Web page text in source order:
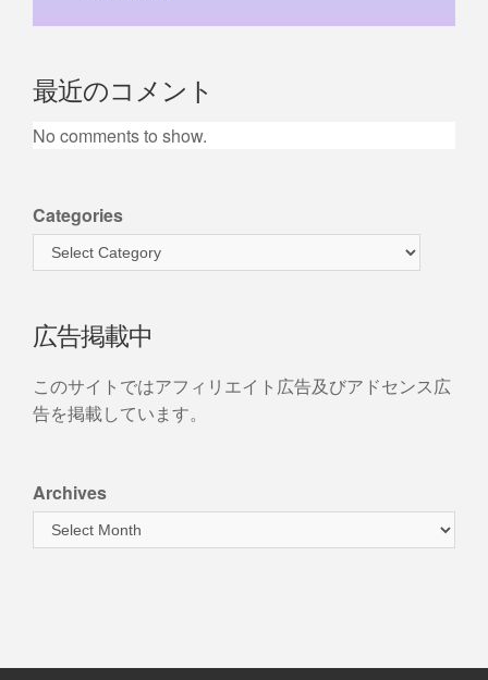
最近のコメント
No comments to show.
Categories
広告掲載中
このサイトではアフィリエイト広告及びアドセンス広
告を掲載しています。
Archives